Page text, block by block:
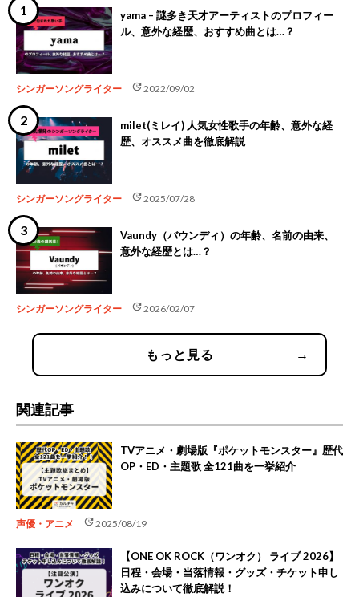
yama – 謎多き天才アーティストのプロフィー
ル、意外な経歴、おすすめ曲とは…？
シンガーソングライター update2022/09/02
milet(ミレイ) 人気女性歌手の年齢、意外な経
歴、オススメ曲を徹底解説
シンガーソングライター update2025/07/28
Vaundy（バウンディ）の年齢、名前の由来、
意外な経歴とは…？
シンガーソングライター update2026/02/07
もっと見る →
関連記事
TVアニメ・劇場版『ポケットモンスター』歴代
OP・ED・主題歌 全121曲を一挙紹介
声優・アニメ update2025/08/19
【ONE OK ROCK（ワンオク） ライブ 2026】
日程・会場・当落情報・グッズ・チケット申し
込みについて徹底解説！